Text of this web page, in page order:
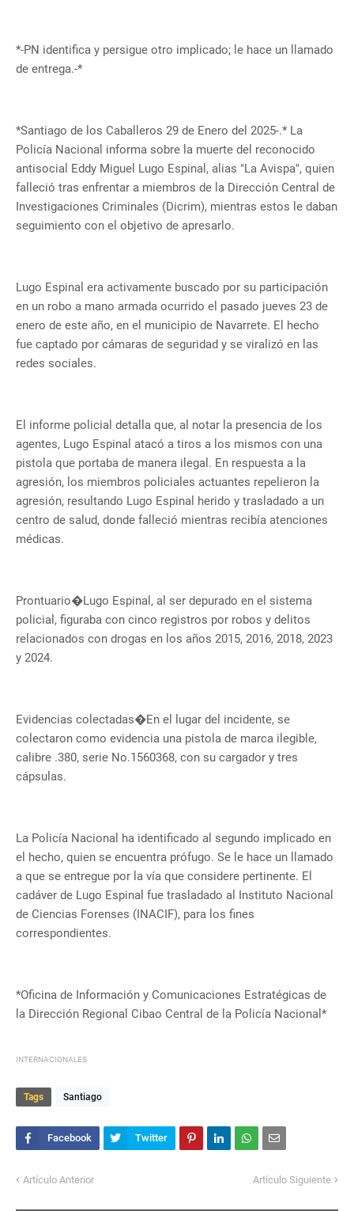
*-PN identifica y persigue otro implicado; le hace un llamado
de entrega.-*
*Santiago de los Caballeros 29 de Enero del 2025-.* La
Policía Nacional informa sobre la muerte del reconocido
antisocial Eddy Miguel Lugo Espinal, alias "La Avispa", quien
falleció tras enfrentar a miembros de la Dirección Central de
Investigaciones Criminales (Dicrim), mientras estos le daban
seguimiento con el objetivo de apresarlo.
Lugo Espinal era activamente buscado por su participación
en un robo a mano armada ocurrido el pasado jueves 23 de
enero de este año, en el municipio de Navarrete. El hecho
fue captado por cámaras de seguridad y se viralizó en las
redes sociales.
El informe policial detalla que, al notar la presencia de los
agentes, Lugo Espinal atacó a tiros a los mismos con una
pistola que portaba de manera ilegal. En respuesta a la
agresión, los miembros policiales actuantes repelieron la
agresión, resultando Lugo Espinal herido y trasladado a un
centro de salud, donde falleció mientras recibía atenciones
médicas.
Prontuario�Lugo Espinal, al ser depurado en el sistema
policial, figuraba con cinco registros por robos y delitos
relacionados con drogas en los años 2015, 2016, 2018, 2023
y 2024.
Evidencias colectadas�En el lugar del incidente, se
colectaron como evidencia una pistola de marca ilegible,
calibre .380, serie No.1560368, con su cargador y tres
cápsulas.
La Policía Nacional ha identificado al segundo implicado en
el hecho, quien se encuentra prófugo. Se le hace un llamado
a que se entregue por la vía que considere pertinente. El
cadáver de Lugo Espinal fue trasladado al Instituto Nacional
de Ciencias Forenses (INACIF), para los fines
correspondientes.
*Oficina de Información y Comunicaciones Estratégicas de
la Dirección Regional Cibao Central de la Policía Nacional*
INTERNACIONALES
Tags Santiago
Artículo Anterior Artículo Siguiente